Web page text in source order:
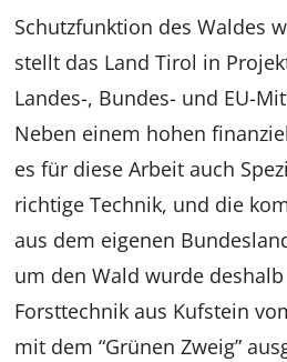
Schutzfunktion des Waldes
stellt das Land Tirol in
Landes-, Bundes- und EU-
Neben einem hohen
es für diese Arbeit auch
richtige Technik, und die
aus dem eigenen
um den Wald wurde
Forsttechnik aus Kufstein
mit dem “Grünen Zweig”